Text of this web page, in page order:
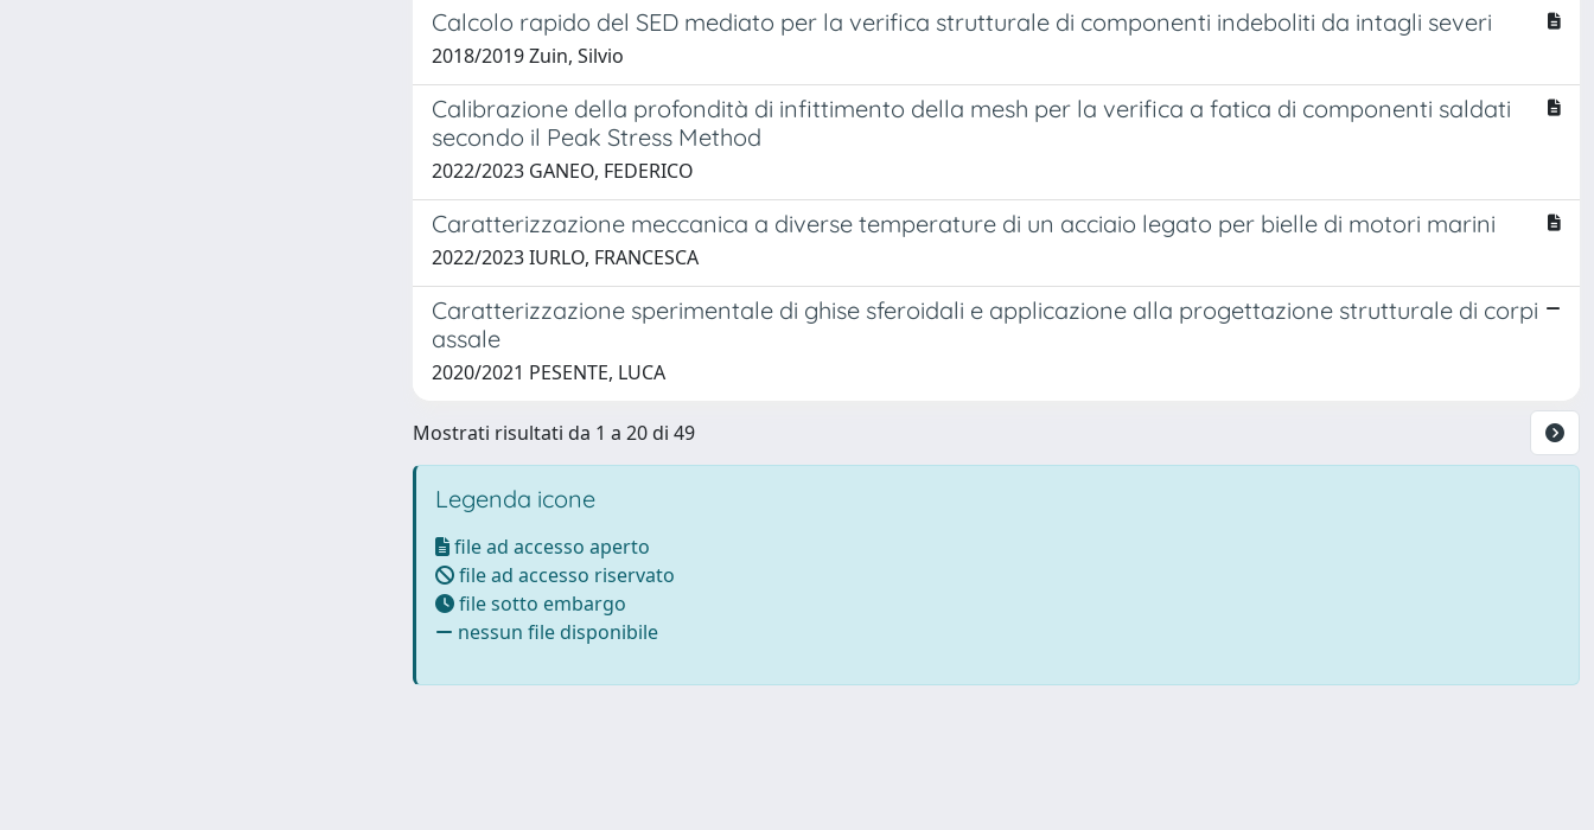
Calcolo rapido del SED mediato per la verifica strutturale di componenti indeboliti da intagli severi
2018/2019 Zuin, Silvio
Calibrazione della profondità di infittimento della mesh per la verifica a fatica di componenti saldati
secondo il Peak Stress Method
2022/2023 GANEO, FEDERICO
Caratterizzazione meccanica a diverse temperature di un acciaio legato per bielle di motori marini
2022/2023 IURLO, FRANCESCA
Caratterizzazione sperimentale di ghise sferoidali e applicazione alla progettazione strutturale di corpi
assale
2020/2021 PESENTE, LUCA
Mostrati risultati da 1 a 20 di 49
Legenda icone
file ad accesso aperto
file ad accesso riservato
file sotto embargo
nessun file disponibile